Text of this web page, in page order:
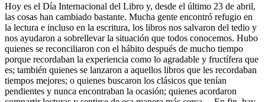
Hoy es el Día Internacional del Libro y, desde el último 23 de abril,
las cosas han cambiado bastante. Mucha gente encontró refugio en
la lectura e incluso en la escritura, los libros nos salvaron del tedio y
nos ayudaron a sobrellevar la situación que todos conocemos. Hubo
quienes se reconciliaron con el hábito después de mucho tiempo
porque recordaban la experiencia como lo agradable y fructífera que
es; también quienes se lanzaron a aquellos libros que les recordaban
tiempos mejores; o quienes buscaron los clásicos que tenían
pendientes y nunca encontraban la ocasión; quienes acordaron